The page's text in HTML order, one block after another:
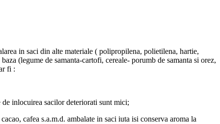
in saci din alte materiale ( polipropilena, polietilena, hartie,
(legume de samanta-cartofi, cereale- porumb de samanta si orez,
fi :
inlocuirea sacilor deteriorati sunt mici;
cafea s.a.m.d. ambalate in saci iuta isi conserva aroma la